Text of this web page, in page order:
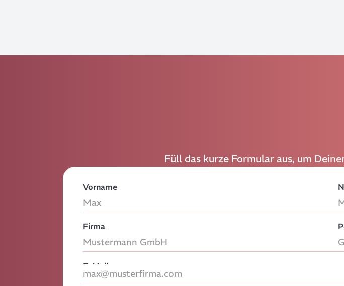
Füll das kurze Formular aus, um
Vorname
Firma
E-Mail